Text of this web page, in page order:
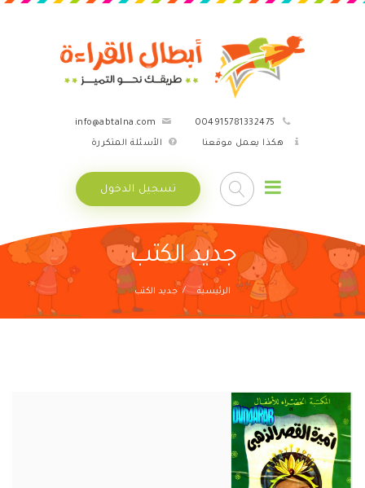
004915781332475
info@abtalna.com
هكذا يعمل موقعنا الأسئلة المتكررة
تسجيل الدخول
جديد الكتب
الرئيسية جديد الكتب